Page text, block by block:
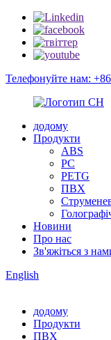
Телефонуйте нам:
додому
Продукти
ABS
PC
PETG
ПВХ
Новини
Про нас
Зв'яжіться з
English
додому
Продукти
ПВХ